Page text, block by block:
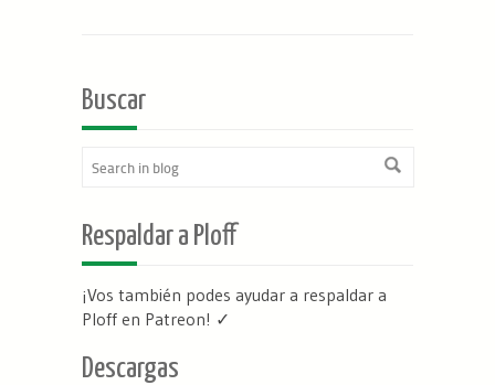
Buscar
Respaldar a Ploff
¡Vos también podes ayudar a respaldar a
Ploff en Patreon! ✓
Descargas